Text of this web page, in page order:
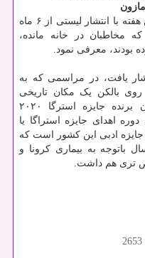
سایت فروش آنلاین کتاب آمازون، این هفته با انتشار لیستی از ۶ ماه
را که مخاطبان در خانه مانده،
بودند، معرفی نمود.
یافت، در مراسمی که به
روی بالکن یک مکان تاریخی
برگزار شد، ساندرو ورونسی بعنوان برنده جایزه استرگا ۲۰۲۰
اهدای جایزه استراگا یا
جایزه ادبی این کشور است که
و امسال باتوجه به بیماری کرونا و
تری هم داشت.
2653